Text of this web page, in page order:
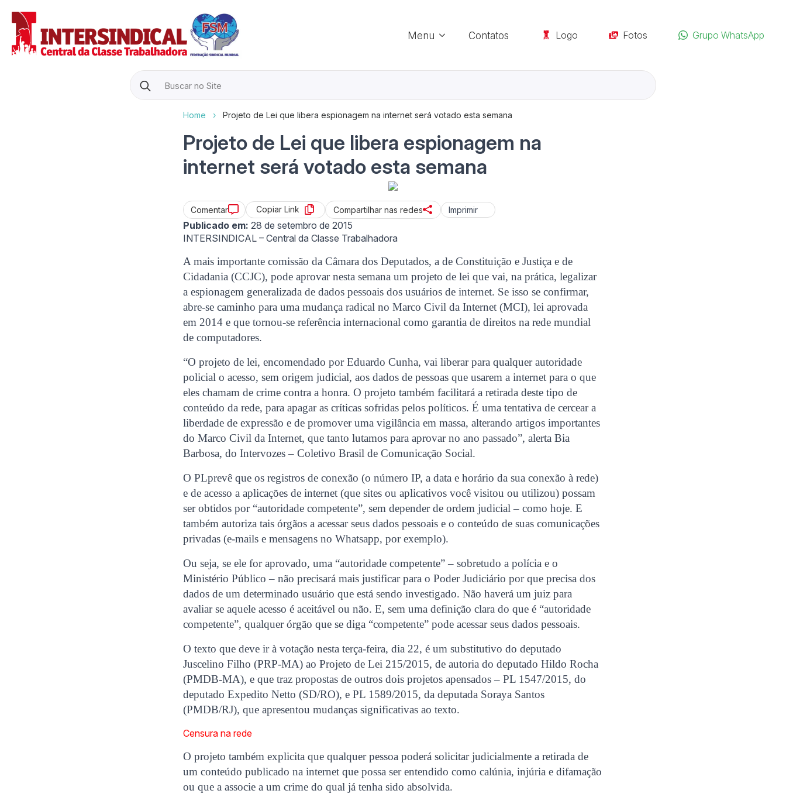
Menu Contatos Logo Fotos Grupo WhatsApp
Search
for:
Home › Projeto de Lei que libera espionagem na internet será votado esta semana
Projeto de Lei que libera espionagem na
internet será votado esta semana
Comentar Copiar Link Compartilhar nas redes Imprimir
Publicado em: 28 de setembro de 2015
INTERSINDICAL – Central da Classe Trabalhadora
A mais importante comissão da Câmara dos Deputados, a de Constituição e Justiça e de
Cidadania (CCJC), pode aprovar nesta semana um projeto de lei que vai, na prática, legalizar
a espionagem generalizada de dados pessoais dos usuários de internet. Se isso se confirmar,
abre-se caminho para uma mudança radical no Marco Civil da Internet (MCI), lei aprovada
em 2014 e que tornou-se referência internacional como garantia de direitos na rede mundial
de computadores.
“O projeto de lei, encomendado por Eduardo Cunha, vai liberar para qualquer autoridade
policial o acesso, sem origem judicial, aos dados de pessoas que usarem a internet para o que
eles chamam de crime contra a honra. O projeto também facilitará a retirada deste tipo de
conteúdo da rede, para apagar as críticas sofridas pelos políticos. É uma tentativa de cercear a
liberdade de expressão e de promover uma vigilância em massa, alterando artigos importantes
do Marco Civil da Internet, que tanto lutamos para aprovar no ano passado”, alerta Bia
Barbosa, do Intervozes – Coletivo Brasil de Comunicação Social.
O PLprevê que os registros de conexão (o número IP, a data e horário da sua conexão à rede)
e de acesso a aplicações de internet (que sites ou aplicativos você visitou ou utilizou) possam
ser obtidos por “autoridade competente”, sem depender de ordem judicial – como hoje. E
também autoriza tais órgãos a acessar seus dados pessoais e o conteúdo de suas comunicações
privadas (e-mails e mensagens no Whatsapp, por exemplo).
Ou seja, se ele for aprovado, uma “autoridade competente” – sobretudo a polícia e o
Ministério Público – não precisará mais justificar para o Poder Judiciário por que precisa dos
dados de um determinado usuário que está sendo investigado. Não haverá um juiz para
avaliar se aquele acesso é aceitável ou não. E, sem uma definição clara do que é “autoridade
competente”, qualquer órgão que se diga “competente” pode acessar seus dados pessoais.
O texto que deve ir à votação nesta terça-feira, dia 22, é um substitutivo do deputado
Juscelino Filho (PRP-MA) ao Projeto de Lei 215/2015, de autoria do deputado Hildo Rocha
(PMDB-MA), e que traz propostas de outros dois projetos apensados – PL 1547/2015, do
deputado Expedito Netto (SD/RO), e PL 1589/2015, da deputada Soraya Santos
(PMDB/RJ), que apresentou mudanças significativas ao texto.
Censura na rede
O projeto também explicita que qualquer pessoa poderá solicitar judicialmente a retirada de
um conteúdo publicado na internet que possa ser entendido como calúnia, injúria e difamação
ou que a associe a um crime do qual já tenha sido absolvida.